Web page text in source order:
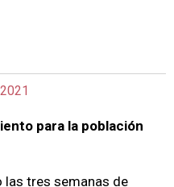
para la población
tres semanas de